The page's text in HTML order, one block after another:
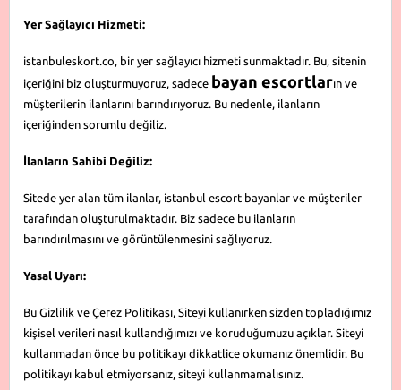
Yer Sağlayıcı Hizmeti:
istanbuleskort.co, bir yer sağlayıcı hizmeti sunmaktadır. Bu, sitenin
içeriğini biz oluşturmuyoruz, sadece bayan escortların ve
müşterilerin ilanlarını barındırıyoruz. Bu nedenle, ilanların
içeriğinden sorumlu değiliz.
İlanların Sahibi Değiliz:
Sitede yer alan tüm ilanlar, istanbul escort bayanlar ve müşteriler
tarafından oluşturulmaktadır. Biz sadece bu ilanların
barındırılmasını ve görüntülenmesini sağlıyoruz.
Yasal Uyarı:
Bu Gizlilik ve Çerez Politikası, Siteyi kullanırken sizden topladığımız
kişisel verileri nasıl kullandığımızı ve koruduğumuzu açıklar. Siteyi
kullanmadan önce bu politikayı dikkatlice okumanız önemlidir. Bu
politikayı kabul etmiyorsanız, siteyi kullanmamalısınız.